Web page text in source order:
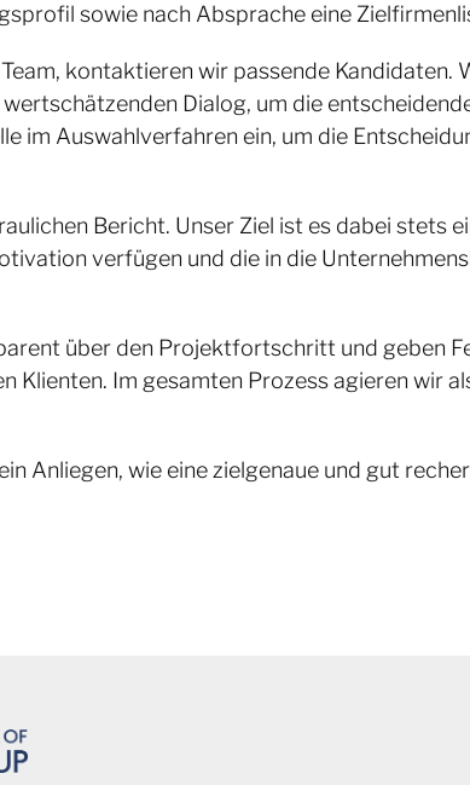
sowie nach Absprache eine
kontaktieren wir passende Kandidaten.
Dialog, um die
im Auswahlverfahren ein, um die
Bericht. Unser Ziel ist es dabei stets
verfügen und die in die
über den Projektfortschritt und geben
Klienten. Im gesamten Prozess agieren wir
Anliegen, wie eine zielgenaue und gut